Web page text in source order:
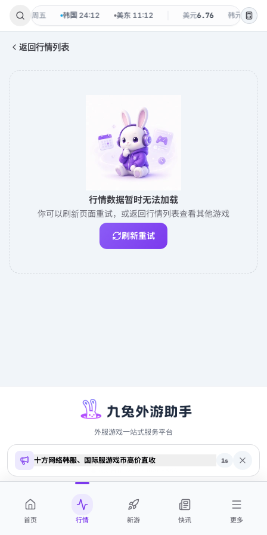
08-07 周五 韩国 24:12 美东 11:12 美元6.76 韩元0.0048
返回行情列表
行情数据暂时无法加载
你可以刷新页面重试，或返回行情列表查看其他游戏
刷新重试
外服游戏一站式服务平台
Copyright ©20269to.me · 本站内容仅供参考，不构成投资建议
十方网络韩服、国际服游戏币高价直收 1s
首页 行情 新游 快讯 更多